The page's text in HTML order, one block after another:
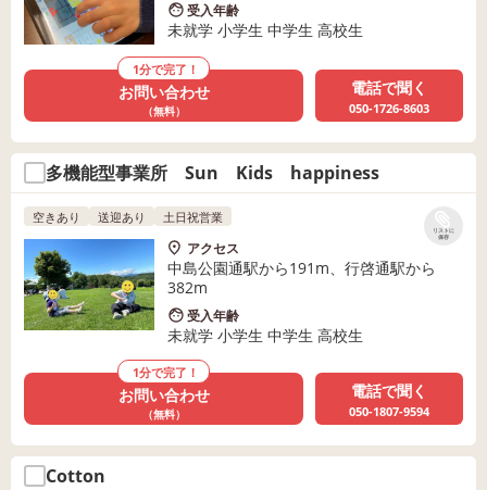
受入年齢
未就学 小学生 中学生 高校生
1分で完了！
お問い合わせ
（無料）
電話で聞く
050-1726-8603
多機能型事業所 Sun Kids happiness
リストに
保存
空きあり 送迎あり 土日祝営業
アクセス
中島公園通駅から191m、行啓通駅から
382m
受入年齢
未就学 小学生 中学生 高校生
1分で完了！
お問い合わせ
（無料）
電話で聞く
050-1807-9594
Cotton